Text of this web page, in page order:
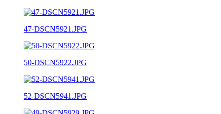
47-DSCN5921.JPG
50-DSCN5922.JPG
52-DSCN5941.JPG